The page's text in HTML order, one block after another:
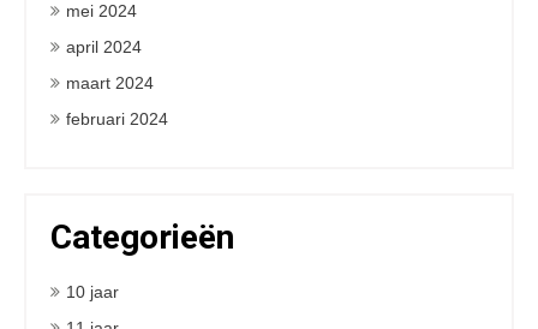
mei 2024
april 2024
maart 2024
februari 2024
Categorieën
10 jaar